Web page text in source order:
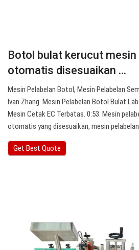
Botol bulat kerucut mesin
otomatis disesuaikan ...
Mesin Pelabelan Botol, Mesin Pelabelan
Ivan Zhang. Mesin Pelabelan Botol Bulat
Mesin Cetak EC Terbatas. 0:53. Mesin
otomatis yang disesuaikan, mesin
Get Best Quote